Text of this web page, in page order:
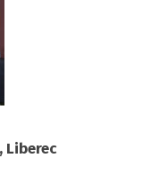
Liberec